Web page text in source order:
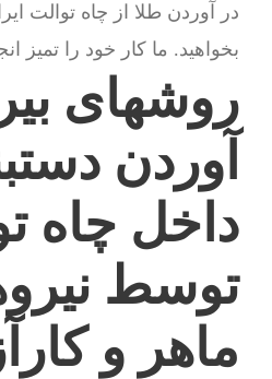
در آوردن طلا از چاه توالت
بخواهید. ما کار خود را تمیز
روشهای
آوردن
داخل چاه
توسط
ماهر و